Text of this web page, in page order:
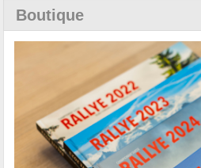
Boutique